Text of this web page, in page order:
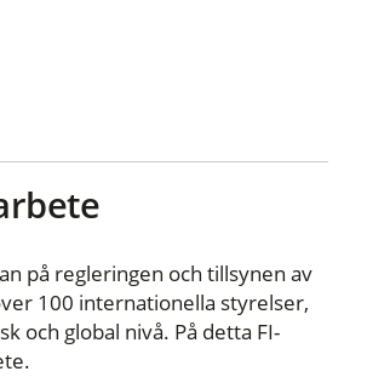
på regleringen och tillsynen av
100 internationella styrelser,
och global nivå. På detta FI-